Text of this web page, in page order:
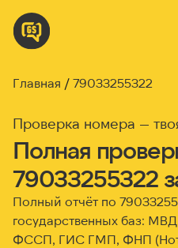
Главная 79033255322
Проверка номера —
Полная
79033255322
Полный отчёт по
государственных баз:
ФССП, ГИС ГМП, ФНП